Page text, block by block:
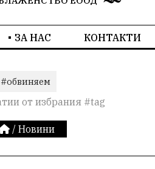
ЗА НАС КОНТАКТИ
#обвиняем
от избрания #tag
/ Новини